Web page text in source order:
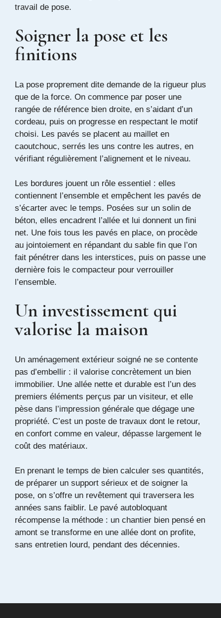
travail de pose.
Soigner la pose et les
finitions
La pose proprement dite demande de la rigueur plus
que de la force. On commence par poser une
rangée de référence bien droite, en s’aidant d’un
cordeau, puis on progresse en respectant le motif
choisi. Les pavés se placent au maillet en
caoutchouc, serrés les uns contre les autres, en
vérifiant régulièrement l’alignement et le niveau.
Les bordures jouent un rôle essentiel : elles
contiennent l’ensemble et empêchent les pavés de
s’écarter avec le temps. Posées sur un solin de
béton, elles encadrent l’allée et lui donnent un fini
net. Une fois tous les pavés en place, on procède
au jointoiement en répandant du sable fin que l’on
fait pénétrer dans les interstices, puis on passe une
dernière fois le compacteur pour verrouiller
l’ensemble.
Un investissement qui
valorise la maison
Un aménagement extérieur soigné ne se contente
pas d’embellir : il valorise concrètement un bien
immobilier. Une allée nette et durable est l’un des
premiers éléments perçus par un visiteur, et elle
pèse dans l’impression générale que dégage une
propriété. C’est un poste de travaux dont le retour,
en confort comme en valeur, dépasse largement le
coût des matériaux.
En prenant le temps de bien calculer ses quantités,
de préparer un support sérieux et de soigner la
pose, on s’offre un revêtement qui traversera les
années sans faiblir. Le pavé autobloquant
récompense la méthode : un chantier bien pensé en
amont se transforme en une allée dont on profite,
sans entretien lourd, pendant des décennies.